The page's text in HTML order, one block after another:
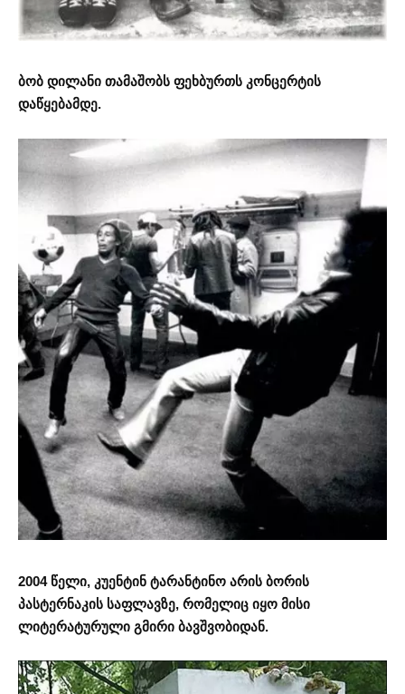
ბობ დილანი თამაშობს ფეხბურთს კონცერტის
დაწყებამდე.
2004 წელი, კუენტინ ტარანტინო არის ბორის
პასტერნაკის საფლავზე, რომელიც იყო მისი
ლიტერატურული გმირი ბავშვობიდან.